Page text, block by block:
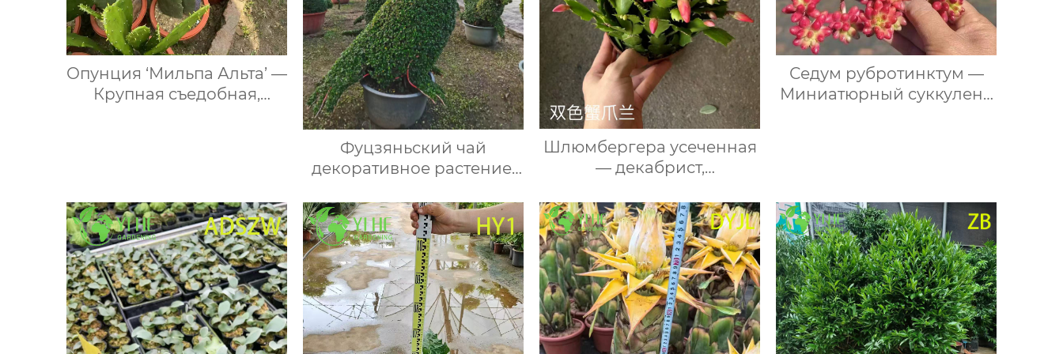
Опунция ‘Мильпа Альта’ —
Крупная съедобная,
Фуцзяньский чай
декоративное растение,
экзотический садовый
кустарник для дома и
сада
Шлюмбергера усеченная
— декабрист,
зигокактус, варварин
цвет, схломберга
Седум рубротинктум —
Миниатюрный суккулент,